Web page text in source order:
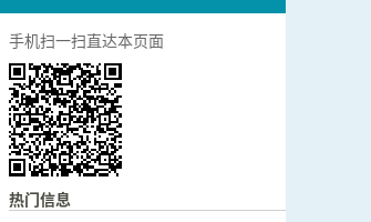
手机扫一扫直达本页面
热门信息